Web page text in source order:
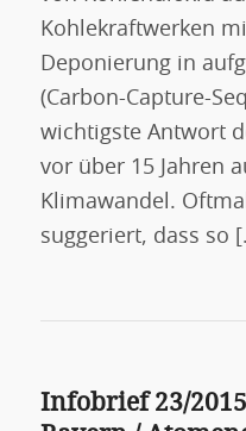
Kohlekraftwerken
Deponierung in
(Carbon-Capture-
wichtigste Antwort
vor über 15 Jahren
Klimawandel.
suggeriert, dass so
Infobrief 23/